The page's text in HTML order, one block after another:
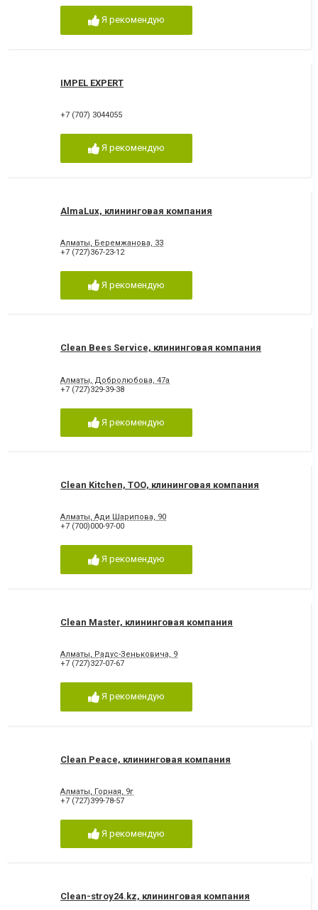
Я рекомендую
IMPEL EXPERT
+7 (707) 3044055
Я рекомендую
AlmaLux, клининговая компания
Алматы, Беремжанова, 33
+7 (727)367-23-12
Я рекомендую
Clean Bees Service, клининговая компания
Алматы, Добролюбова, 47а
+7 (727)329-39-38
Я рекомендую
Clean Kitchen, ТОО, клининговая компания
Алматы, Ади Шарипова, 90
+7 (700)000-97-00
Я рекомендую
Clean Master, клининговая компания
Алматы, Радус-Зеньковича, 9
+7 (727)327-07-67
Я рекомендую
Clean Peace, клининговая компания
Алматы, Горная, 9г
+7 (727)399-78-57
Я рекомендую
Clean-stroy24.kz, клининговая компания